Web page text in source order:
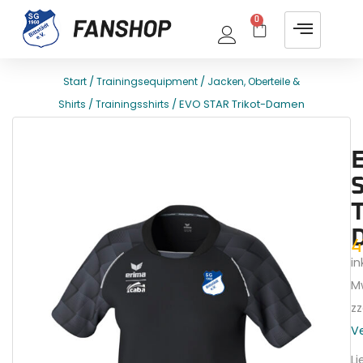
0
Start /Trainingsequipment / Jacken, Oberteile &
Shirts /Trainingsshirts / EVO STAR Trikot-Damen